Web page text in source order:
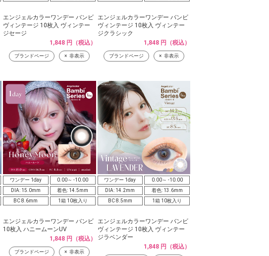
エンジェルカラーワンデー バンビ
ヴィンテージ 10枚入 ヴィンテー
ジセージ
1,848 円（税込）
ブランドページ 非表示
エンジェルカラーワンデー バンビ
ヴィンテージ 10枚入 ヴィンテー
ジクラシック
1,848 円（税込）
ブランドページ 非表示
ワンデー 1day
0.00～ -10.00
DIA: 15.0mm
着色: 14.5mm
BC 8.6mm
1箱 10枚入り
エンジェルカラーワンデー バンビ
10枚入 ハニームーンUV
1,848 円（税込）
ブランドページ 非表示
ワンデー 1day
0.00～ -10.00
DIA: 14.2mm
着色: 13.6mm
BC 8.5mm
1箱 10枚入り
エンジェルカラーワンデー バンビ
ヴィンテージ 10枚入 ヴィンテー
ジラベンダー
1,848 円（税込）